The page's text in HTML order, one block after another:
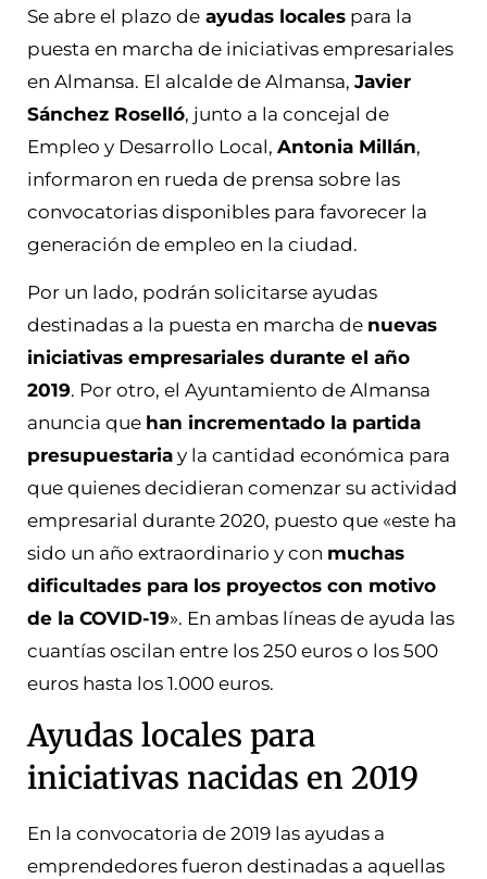
Se abre el plazo de ayudas locales para la
puesta en marcha de iniciativas empresariales
en Almansa. El alcalde de Almansa, Javier
Sánchez Roselló, junto a la concejal de
Empleo y Desarrollo Local, Antonia Millán,
informaron en rueda de prensa sobre las
convocatorias disponibles para favorecer la
generación de empleo en la ciudad.
Por un lado, podrán solicitarse ayudas
destinadas a la puesta en marcha de nuevas
iniciativas empresariales durante el año
2019. Por otro, el Ayuntamiento de Almansa
anuncia que han incrementado la partida
presupuestaria y la cantidad económica para
que quienes decidieran comenzar su actividad
empresarial durante 2020, puesto que «este ha
sido un año extraordinario y con muchas
dificultades para los proyectos con motivo
de la COVID-19». En ambas líneas de ayuda las
cuantías oscilan entre los 250 euros o los 500
euros hasta los 1.000 euros.
Ayudas locales para
iniciativas nacidas en 2019
En la convocatoria de 2019 las ayudas a
emprendedores fueron destinadas a aquellas